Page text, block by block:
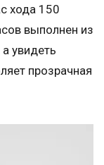
хода 150
выполнен из
увидеть
прозрачная